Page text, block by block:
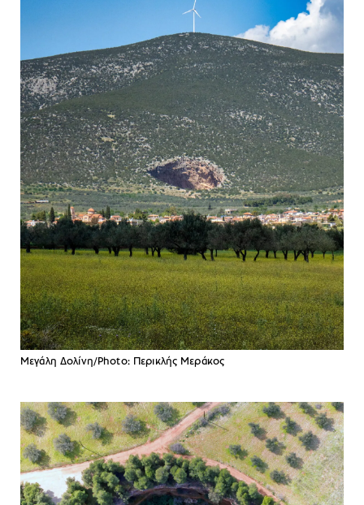
Μεγάλη Δολίνη/Photo: Περικλής Μεράκος